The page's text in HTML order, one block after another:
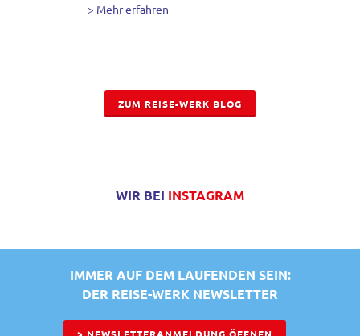
> Mehr erfahren
ZUM REISE-WERK BLOG
WIR BEI INSTAGRAM
IMMER AUF DEM LAUFENDEN SEIN:
DER REISE-WERK NEWSLETTER